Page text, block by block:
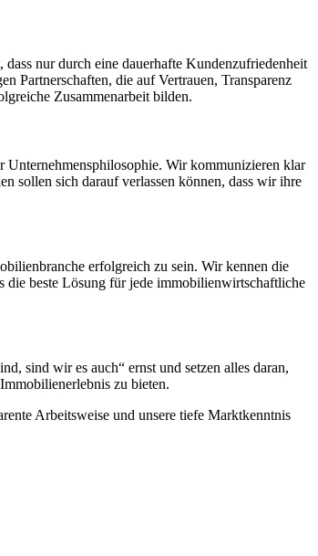
nur durch eine dauerhafte Kundenzufriedenheit
Partnerschaften, die auf Vertrauen, Transparenz
Zusammenarbeit bilden.
Unternehmensphilosophie. Wir kommunizieren klar
sollen sich darauf verlassen können, dass wir ihre
erfolgreich zu sein. Wir kennen die
die beste Lösung für jede immobilienwirtschaftliche
sind wir es auch“ ernst und setzen alles daran,
zu bieten.
Arbeitsweise und unsere tiefe Marktkenntnis